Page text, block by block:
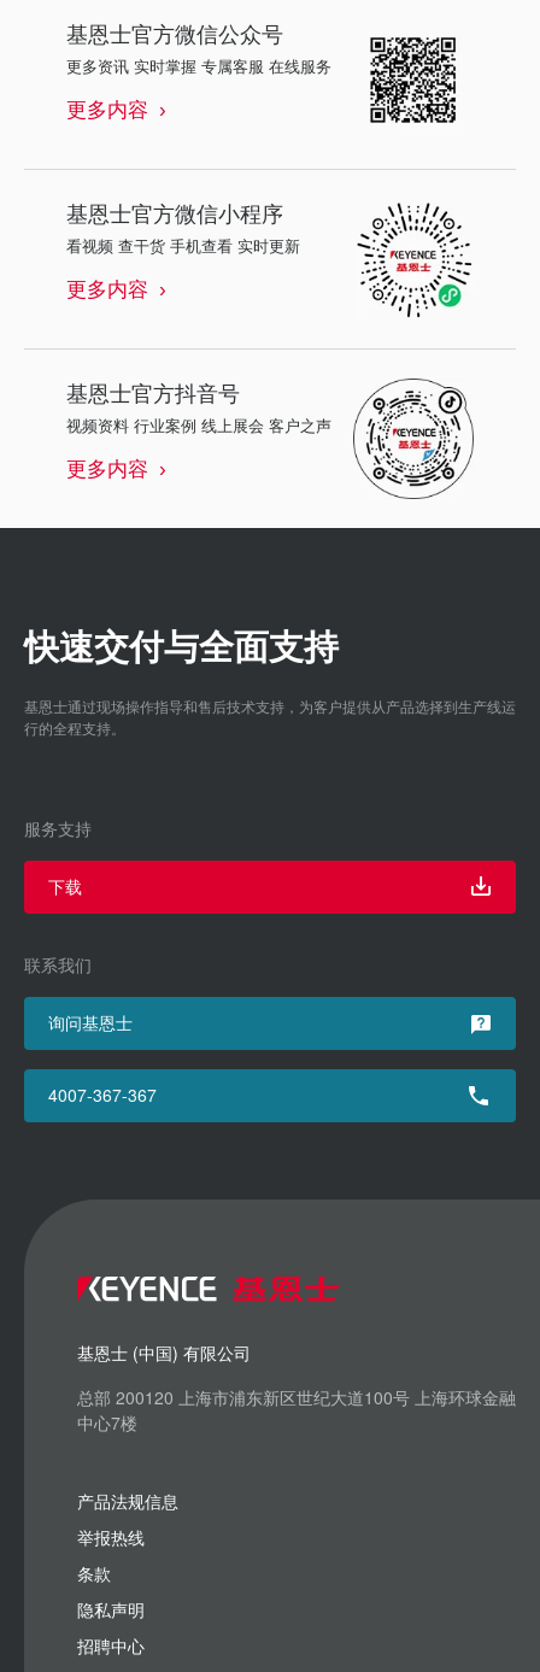
基恩士官方微信公众号
更多资讯 实时掌握 专属客服 在线服务
更多内容
基恩士官方微信小程序
看视频 查干货 手机查看 实时更新
更多内容
基恩士官方抖音号
视频资料 行业案例 线上展会 客户之声
更多内容
快速交付与全面支持
基恩士通过现场操作指导和售后技术支持，为客户提供从产品选择到生产线运
行的全程支持。
服务支持
下载
联系我们
询问基恩士
4007-367-367
基恩士 (中国) 有限公司
总部 200120 上海市浦东新区世纪大道100号 上海环球金融
中心7楼
产品法规信息
举报热线
条款
隐私声明
招聘中心